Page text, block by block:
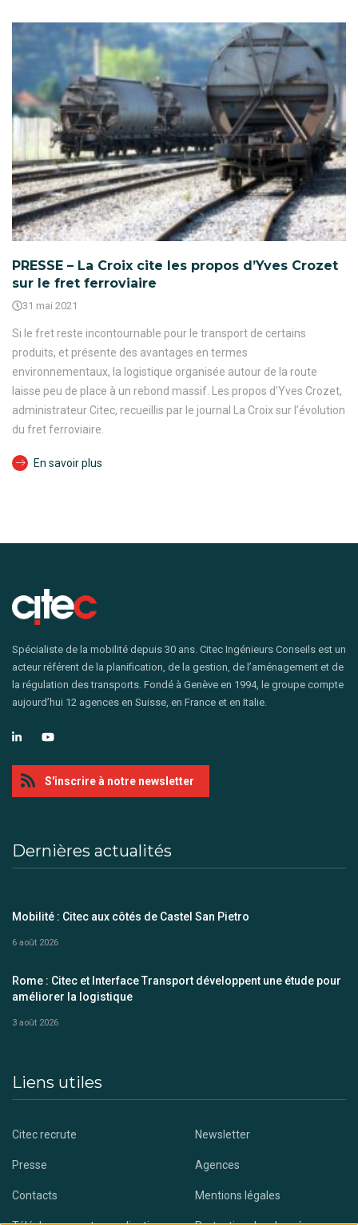
PRESSE – La Croix cite les propos d’Yves Crozet
sur le fret ferroviaire
31 mai 2021
Si le fret reste incontournable pour le transport de certains
produits, et présente des avantages en termes
environnementaux, la logistique organisée autour de la route
laisse peu de place à un rebond massif. Les propos d’Yves Crozet,
administrateur Citec, recueillis par le journal La Croix sur l’évolution
du fret ferroviaire.
En savoir plus
Spécialiste de la mobilité depuis 30 ans. Citec Ingénieurs Conseils est un
acteur référent de la planification, de la gestion, de l’aménagement et de
la régulation des transports. Fondé à Genève en 1994, le groupe compte
aujourd’hui 12 agences en Suisse, en France et en Italie.
S'inscrire à notre newsletter
Dernières actualités
Mobilité : Citec aux côtés de Castel San Pietro
6 août 2026
Rome : Citec et Interface Transport développent une étude pour
améliorer la logistique
3 août 2026
Liens utiles
Citec recrute Newsletter
Presse Agences
Contacts Mentions légales